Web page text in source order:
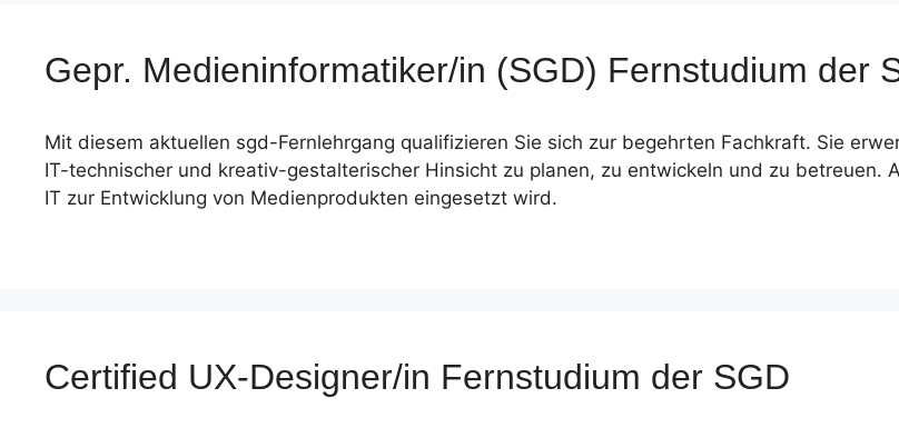
Gepr. Medieninformatiker/in (SGD) Fernstudium der
Mit diesem aktuellen sgd-Fernlehrgang qualifizieren Sie sich zur begehrten Fachkraft. Sie
IT-technischer und kreativ-gestalterischer Hinsicht zu planen, zu entwickeln und zu
IT zur Entwicklung von Medienprodukten eingesetzt wird.
Certified UX-Designer/in Fernstudium der SGD